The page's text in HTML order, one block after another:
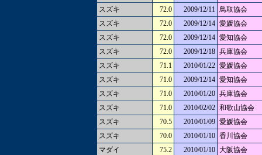
スズキ
72.0 2009/12/11 鳥取協会
スズキ
72.0 2009/12/14 愛媛協会
スズキ
72.0 2009/12/14 愛知協会
スズキ
72.0 2009/12/18 兵庫協会
スズキ
71.1 2010/01/22 愛媛協会
スズキ
71.0 2009/12/14 愛知協会
スズキ
71.0 2010/01/20 兵庫協会
スズキ
71.0 2010/02/02 和歌山協会
スズキ
70.5 2010/01/09 愛媛協会
スズキ
70.0 2010/01/10 香川協会
マダイ
75.2 2010/01/10 大阪協会